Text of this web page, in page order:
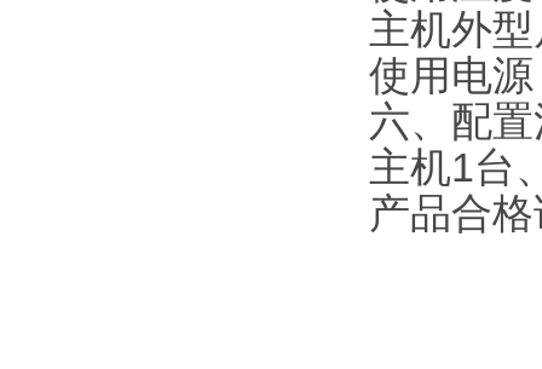
主机外
使用电
六、配
主机1台
产品合